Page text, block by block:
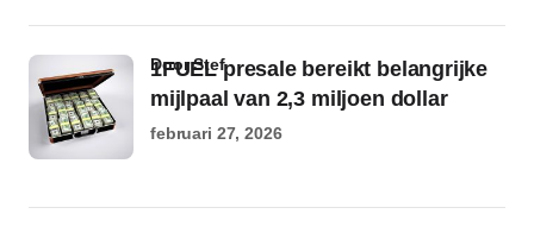
1FUEL presale bereikt belangrijke
mijlpaal van 2,3 miljoen dollar
door Stef
februari 27, 2026